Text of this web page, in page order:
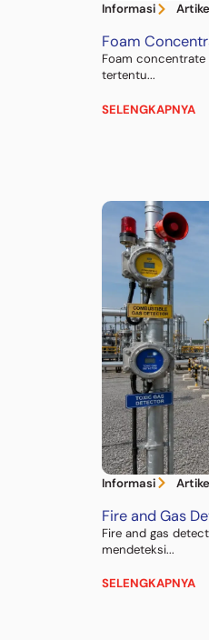
Informasi
Foam
Foam
tertentu...
SELENGKAPNYA
Informasi
Fire and Gas
Fire and gas
mendeteksi...
SELENGKAPNYA